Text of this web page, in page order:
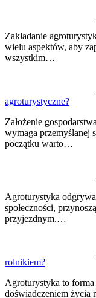
Zakładanie
wielu aspektów, aby
wszystkim…
agroturystyczne?
Założenie
wymaga przemyślanej
początku warto…
Agroturystyka
społeczności,
przyjezdnym.…
rolnikiem?
Agroturystyka to
doświadczeniem